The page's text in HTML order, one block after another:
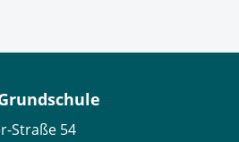
Straße 54